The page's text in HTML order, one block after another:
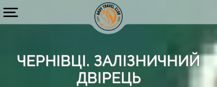
ЧЕРНІВЦІ. ЗАЛІЗНИЧНИЙ
ДВІРЕЦЬ